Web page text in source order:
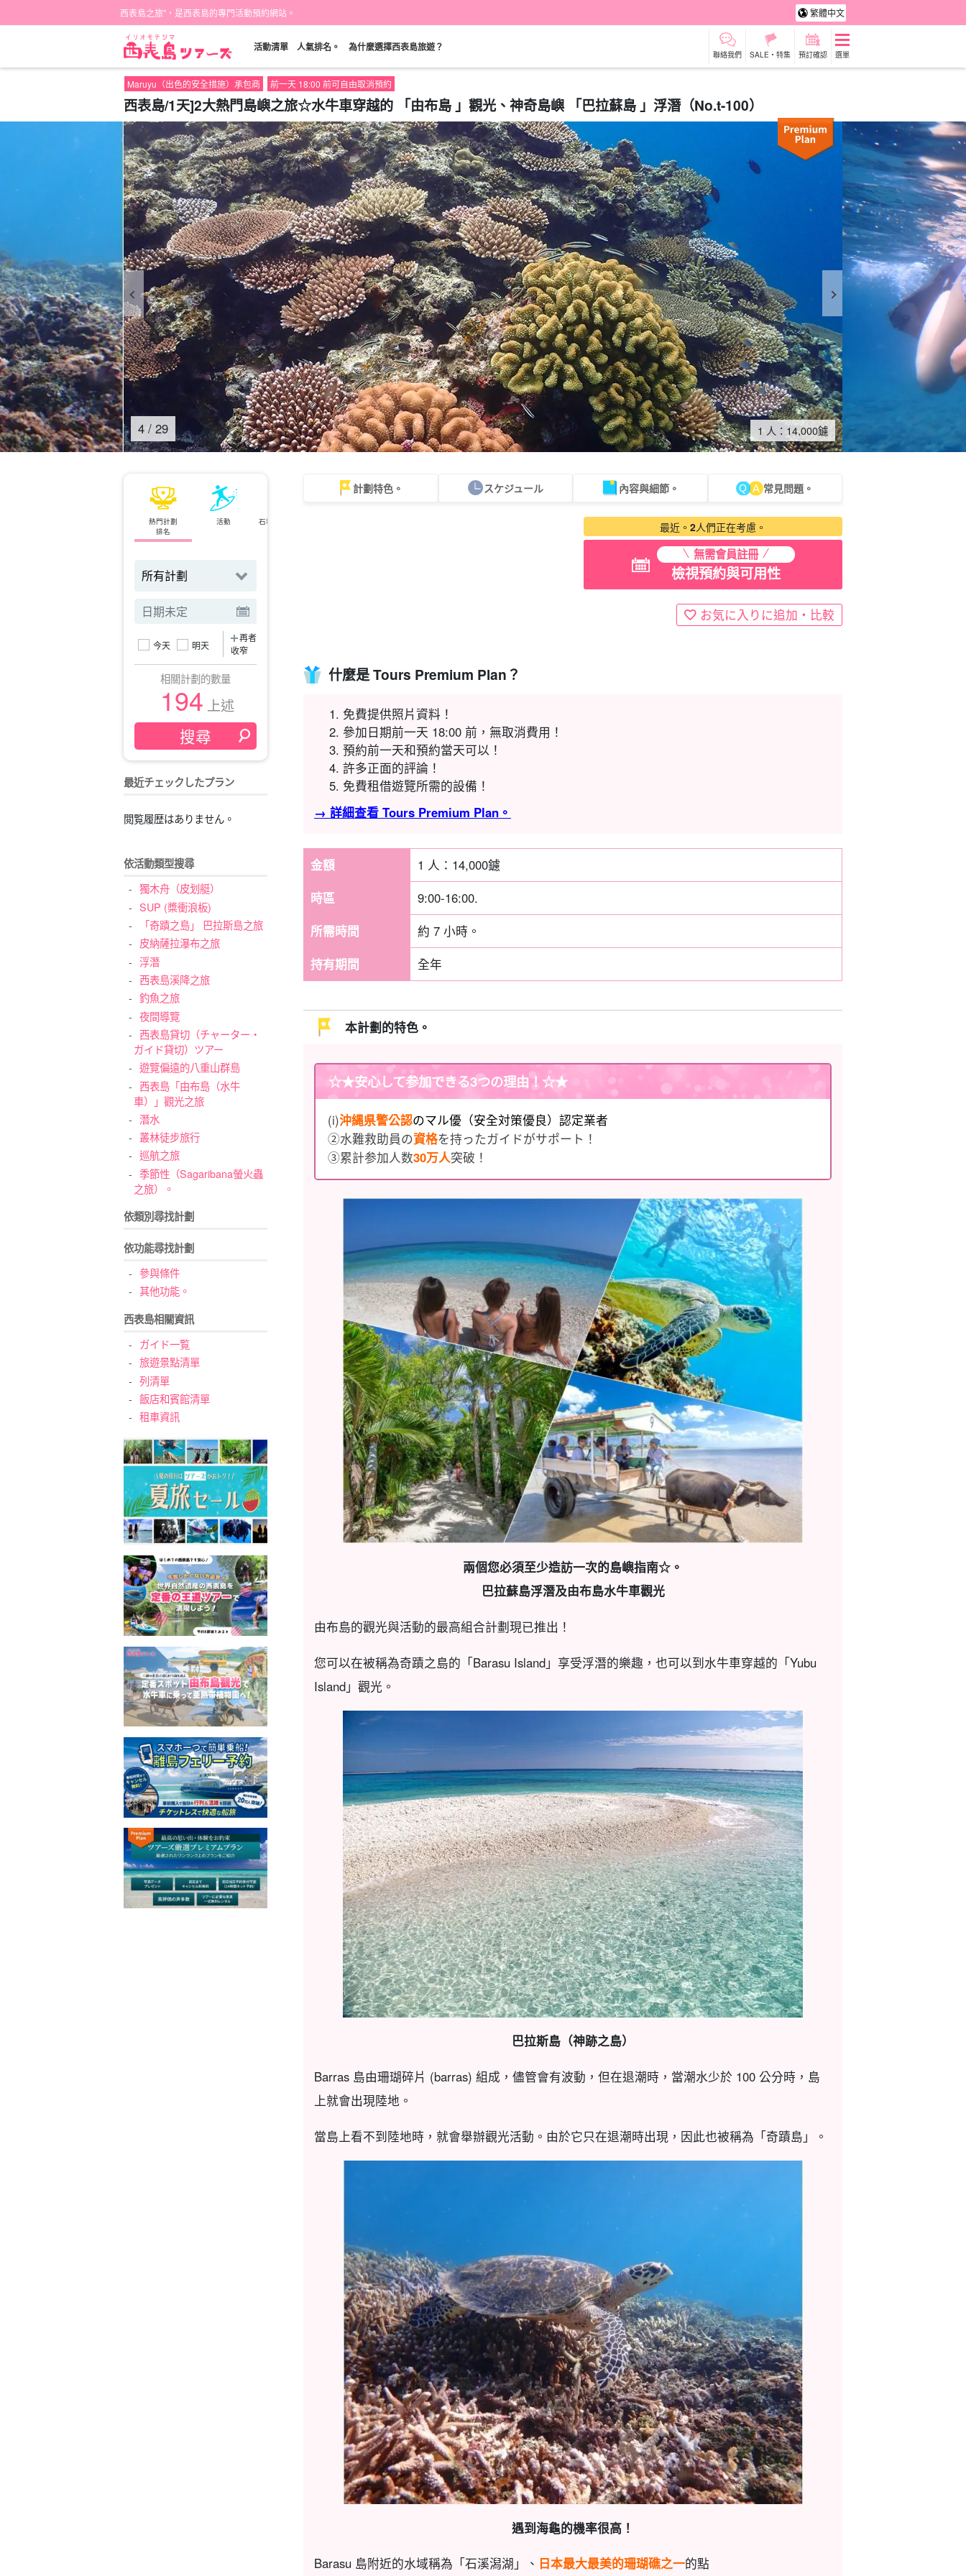
西表島之旅"，是西表島的專門活動預約網站。 繁體中文
活動清單 人氣排名。 為什麼選擇西表島旅遊？
聯絡我們 SALE・特集 預訂確認 選單
Maruyu（出色的安全措施）承包商 前一天 18:00 前可自由取消預約
西表島/1天]2大熱門島嶼之旅☆水牛車穿越的 「由布島 」觀光、神奇島嶼 「巴拉蘇島 」浮潛（No.t-100）
4 / 29 1 人： 14,000鑢
熱門計劃
排名
活動
石垣島⇄西表島
巴拉斯島之旅 觀光旅遊
今天 明天
再者
收窄
相關計劃的數量
194 上述
最近チェックしたプラン
閲覧履歴はありません。
依活動類型搜尋
獨木舟（皮划艇）
SUP (槳衝浪板)
「奇蹟之島」 巴拉斯島之旅
皮納薩拉瀑布之旅
浮潛
西表島溪降之旅
釣魚之旅
夜間導覽
西表島貸切（チャーター・
ガイド貸切）ツアー
遊覽偏遠的八重山群島
西表島「由布島（水牛
車）」觀光之旅
潛水
叢林徒步旅行
巡航之旅
季節性（Sagaribana螢火蟲
之旅）。
依類別尋找計劃
依功能尋找計劃
參與條件
其他功能。
西表島相關資訊
ガイド一覧
旅遊景點清單
列清單
飯店和賓館清單
租車資訊
計劃特色。 スケジュール 內容與細節。 常見問題。
最近。 2人們正在考慮。
無需會員註冊
檢視預約與可用性
お気に入りに追加・比較
什麼是 Tours Premium Plan？
免費提供照片資料！
參加日期前一天 18:00 前，無取消費用！
預約前一天和預約當天可以！
許多正面的評論！
免費租借遊覽所需的設備！
→ 詳細查看 Tours Premium Plan。
金額 1 人： 14,000鑢
時區
9:00-16:00.
所需時間
約 7 小時。
持有期間
全年
本計劃的特色。
☆★安心して参加できる3つの理由！☆★
(i)沖縄県警公認のマル優（安全対策優良）認定業者
②水難救助員の資格を持ったガイドがサポート！
③累計参加人数30万人突破！
兩個您必須至少造訪一次的島嶼指南☆。
巴拉蘇島浮潛及由布島水牛車觀光
由布島的觀光與活動的最高組合計劃現已推出！
您可以在被稱為奇蹟之島的「Barasu Island」享受浮潛的樂趣，也可以到水牛車穿越的「Yubu
Island」觀光。
巴拉斯島（神跡之島）
Barras 島由珊瑚碎片 (barras) 組成，儘管會有波動，但在退潮時，當潮水少於 100 公分時，島
上就會出現陸地。
當島上看不到陸地時，就會舉辦觀光活動。由於它只在退潮時出現，因此也被稱為「奇蹟島」。
遇到海龜的機率很高！
Barasu 島附近的水域稱為「石溪潟湖」、 日本最大最美的珊瑚礁之一的點